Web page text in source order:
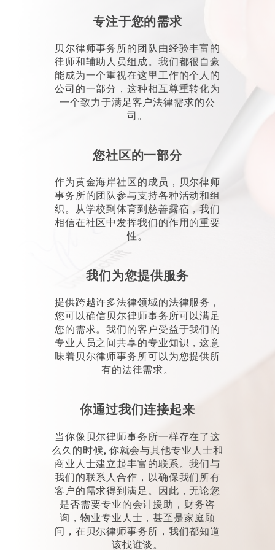
专注于您的需求
贝尔律师事务所的团队由经验丰富的
律师和辅助人员组成。我们都很自豪
能成为一个重视在这里工作的个人的
公司的一部分，这种相互尊重转化为
一个致力于满足客户法律需求的公
司。
您社区的一部分
作为黄金海岸社区的成员，贝尔律师
事务所的团队参与支持各种活动和组
织。从学校到体育到慈善露宿，我们
相信在社区中发挥我们的作用的重要
性。
我们为您提供服务
提供跨越许多法律领域的法律服务，
您可以确信贝尔律师事务所可以满足
您的需求。我们的客户受益于我们的
专业人员之间共享的专业知识，这意
味着贝尔律师事务所可以为您提供所
有的法律需求。
你通过我们连接起来
当你像贝尔律师事务所一样存在了这
么久的时候, 你就会与其他专业人士和
商业人士建立起丰富的联系。我们与
我们的联系人合作，以确保我们所有
客户的需求得到满足。因此，无论您
是否需要专业的会计援助，财务咨
询，物业专业人士，甚至是家庭顾
问，在贝尔律师事务所，我们都知道
该找谁谈。